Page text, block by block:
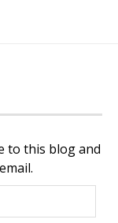
to this blog and